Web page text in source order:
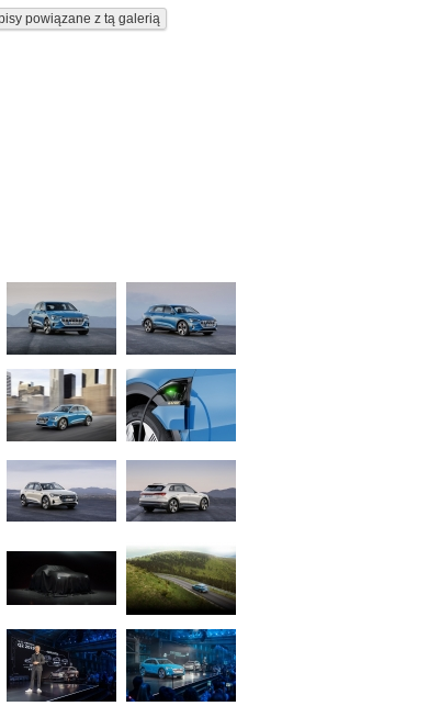
powiązane z tą galerią